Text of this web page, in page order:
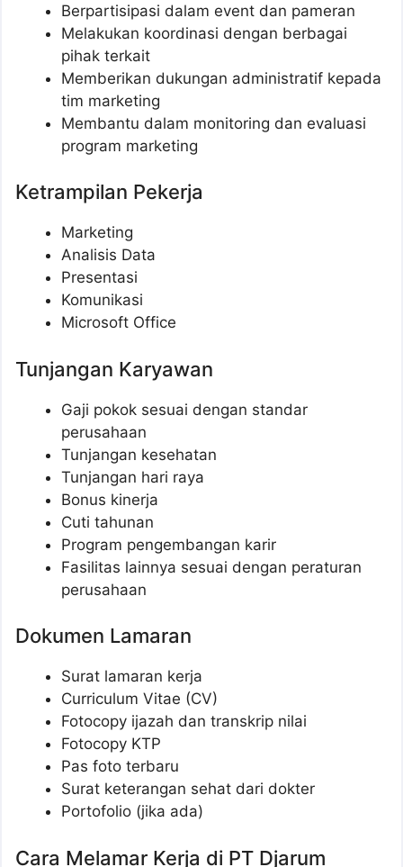
Berpartisipasi dalam event dan pameran
Melakukan koordinasi dengan berbagai
pihak terkait
Memberikan dukungan administratif kepada
tim marketing
Membantu dalam monitoring dan evaluasi
program marketing
Ketrampilan Pekerja
Marketing
Analisis Data
Presentasi
Komunikasi
Microsoft Office
Tunjangan Karyawan
Gaji pokok sesuai dengan standar
perusahaan
Tunjangan kesehatan
Tunjangan hari raya
Bonus kinerja
Cuti tahunan
Program pengembangan karir
Fasilitas lainnya sesuai dengan peraturan
perusahaan
Dokumen Lamaran
Surat lamaran kerja
Curriculum Vitae (CV)
Fotocopy ijazah dan transkrip nilai
Fotocopy KTP
Pas foto terbaru
Surat keterangan sehat dari dokter
Portofolio (jika ada)
Cara Melamar Kerja di PT Djarum